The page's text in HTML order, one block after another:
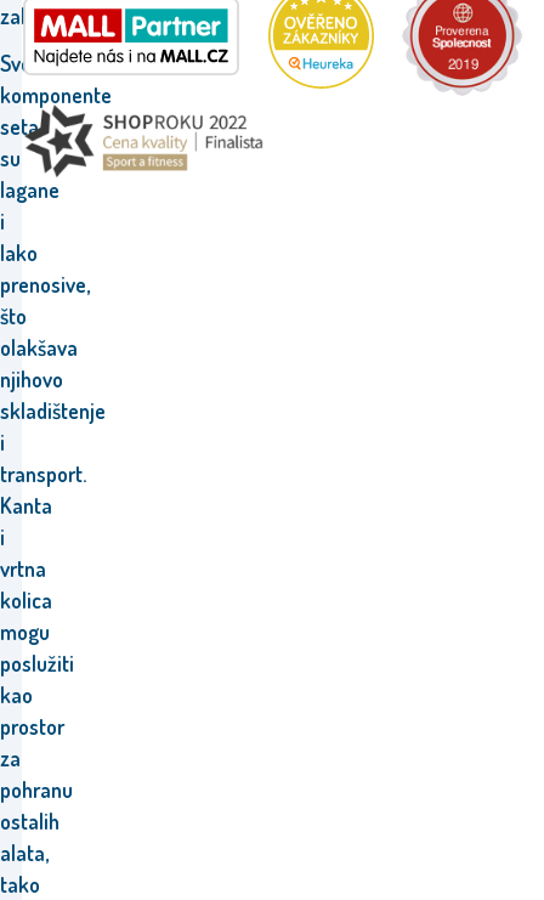
zabave.
Sve
komponente
seta
su
lagane
i
lako
prenosive,
što
olakšava
njihovo
skladištenje
i
transport.
Kanta
i
vrtna
kolica
mogu
poslužiti
kao
prostor
za
pohranu
ostalih
alata,
tako